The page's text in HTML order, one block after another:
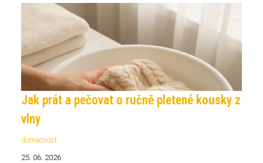
Jak prát a pečovat o ručně pletené kousky z
vlny
domácnost
25. 06. 2026